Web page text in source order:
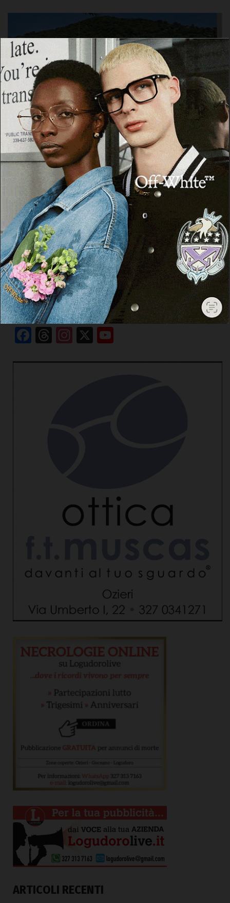
BERCHIDDA
A Berchidda una serata dedicata a Pietro
Casu, Damiano Filia e Remo Branca
20 Febbraio 2026, 16:54
Cerca
Cerca
Facebook
Threads
Instagram
X
ARTICOLI RECENTI